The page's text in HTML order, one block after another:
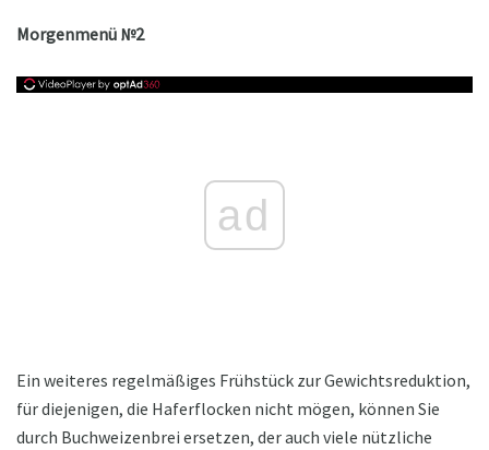
Morgenmenü №2
ad
Ein weiteres regelmäßiges Frühstück zur Gewichtsreduktion,
für diejenigen, die Haferflocken nicht mögen, können Sie
durch Buchweizenbrei ersetzen, der auch viele nützliche